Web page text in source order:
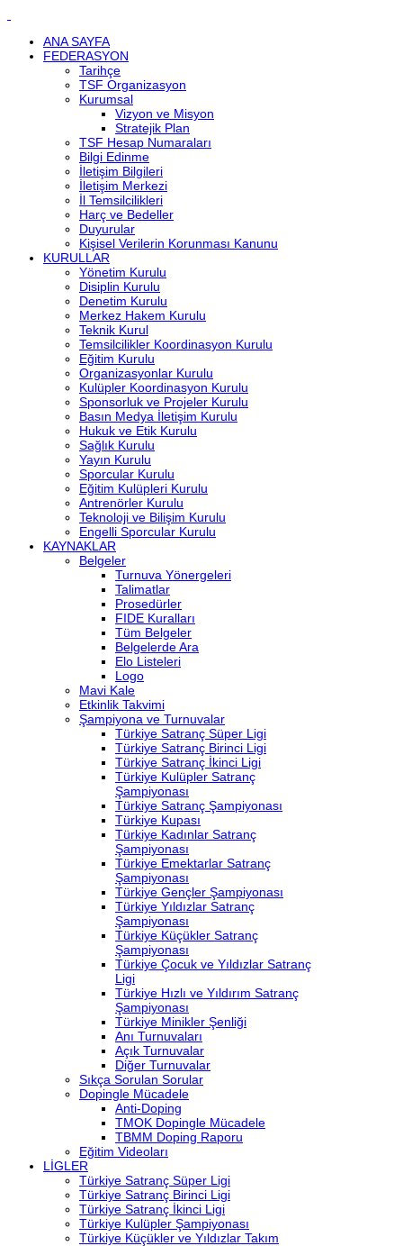
ANA SAYFA
FEDERASYON
Tarihçe
TSF Organizasyon
Kurumsal
Vizyon ve Misyon
Stratejik Plan
TSF Hesap Numaraları
Bilgi Edinme
İletişim Bilgileri
İletişim Merkezi
İl Temsilcilikleri
Harç ve Bedeller
Duyurular
Kişisel Verilerin Korunması Kanunu
KURULLAR
Yönetim Kurulu
Disiplin Kurulu
Denetim Kurulu
Merkez Hakem Kurulu
Teknik Kurul
Temsilcilikler Koordinasyon Kurulu
Eğitim Kurulu
Organizasyonlar Kurulu
Kulüpler Koordinasyon Kurulu
Sponsorluk ve Projeler Kurulu
Basın Medya İletişim Kurulu
Hukuk ve Etik Kurulu
Sağlık Kurulu
Yayın Kurulu
Sporcular Kurulu
Eğitim Kulüpleri Kurulu
Antrenörler Kurulu
Teknoloji ve Bilişim Kurulu
Engelli Sporcular Kurulu
KAYNAKLAR
Belgeler
Turnuva Yönergeleri
Talimatlar
Prosedürler
FIDE Kuralları
Tüm Belgeler
Belgelerde Ara
Elo Listeleri
Logo
Mavi Kale
Etkinlik Takvimi
Şampiyona ve Turnuvalar
Türkiye Satranç Süper Ligi
Türkiye Satranç Birinci Ligi
Türkiye Satranç İkinci Ligi
Türkiye Kulüpler Satranç
Şampiyonası
Türkiye Satranç Şampiyonası
Türkiye Kupası
Türkiye Kadınlar Satranç
Şampiyonası
Türkiye Emektarlar Satranç
Şampiyonası
Türkiye Gençler Şampiyonası
Türkiye Yıldızlar Satranç
Şampiyonası
Türkiye Küçükler Satranç
Şampiyonası
Türkiye Çocuk ve Yıldızlar Satranç
Ligi
Türkiye Hızlı ve Yıldırım Satranç
Şampiyonası
Türkiye Minikler Şenliği
Anı Turnuvaları
Açık Turnuvalar
Diğer Turnuvalar
Sıkça Sorulan Sorular
Dopingle Mücadele
Anti-Doping
TMOK Dopingle Mücadele
TBMM Doping Raporu
Eğitim Videoları
LİGLER
Türkiye Satranç Süper Ligi
Türkiye Satranç Birinci Ligi
Türkiye Satranç İkinci Ligi
Türkiye Kulüpler Şampiyonası
Türkiye Küçükler ve Yıldızlar Takım